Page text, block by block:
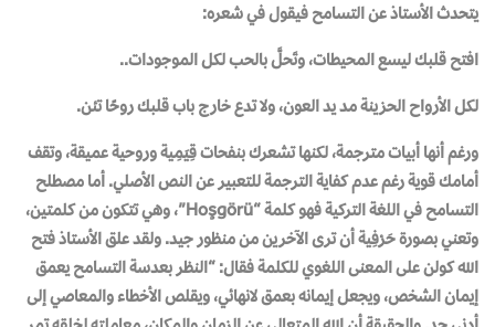
يتحدث الأستاذ عن التسامح فيقول في شعره:
افتح قلبك ليسع المحيطات، وتَحلَّ بالحب لكل الموجودات..
لكل الأرواح الحزينة مد يد العون، ولا تدع خارج باب قلبك روحًا تئن.
ورغم أنها أبيات مترجمة، لكنها تشعرك بنفحات قِيَمِية وروحية عميقة، وتقف
أمامك قوية رغم عدم كفاية الترجمة للتعبير عن النص الأصلي. أما مصطلح
التسامح في اللغة التركية فهو كلمة “Hoşgörü”، وهي تتكون من كلمتين،
وتعني بصورة حَرْفِية أن ترى الآخرين من منظور جيد. ولقد علق الأستاذ فتح
الله كولن على المعنى اللغوي للكلمة فقال: “النظر بعدسة التسامح يعمق
إيمان الشخص، ويجعل إيمانه بعمق لانهائي، ويقلص الأخطاء والمعاصي إلى